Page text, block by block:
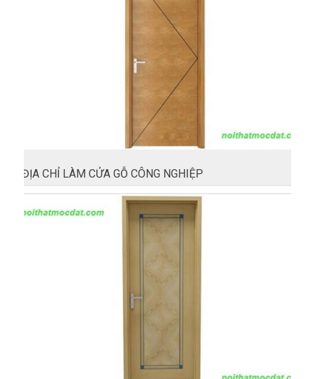
ĐỊA CHỈ LÀM CỬA GỖ CÔNG NGHIỆP